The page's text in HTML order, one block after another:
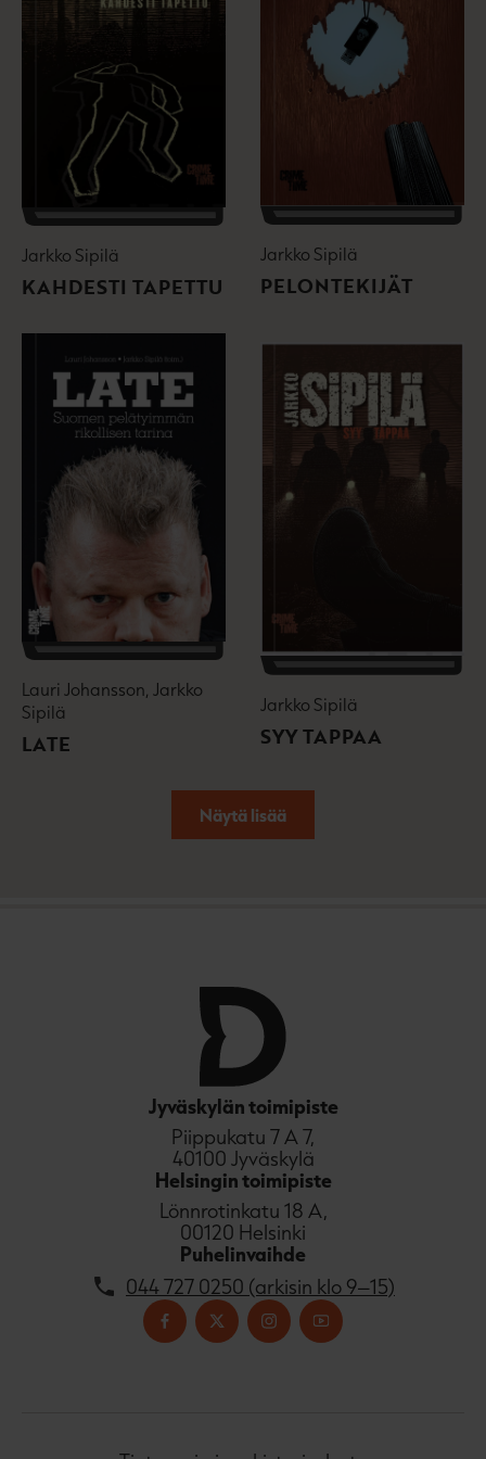
Jarkko Sipilä
KAHDESTI TAPETTU
Jarkko Sipilä
PELONTEKIJÄT
Lauri Johansson, Jarkko
Sipilä
LATE
Jarkko Sipilä
SYY TAPPAA
Näytä lisää
Jyväskylän toimipiste
Piippukatu 7 A 7,
40100 Jyväskylä
Helsingin toimipiste
Lönnrotinkatu 18 A,
00120 Helsinki
Puhelinvaihde
044 727 0250 (arkisin klo 9–15)